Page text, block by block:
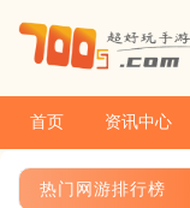
首页 资讯中心
热门网游排行榜